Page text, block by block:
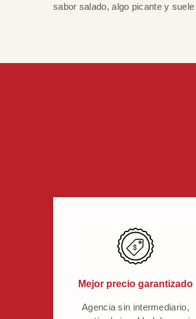
sabor salado, algo picante y
Mejor precio garantizado
Agencia sin intermediario,